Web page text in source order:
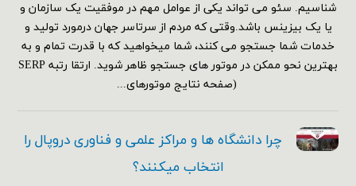
شناسیم. سئو می تواند یکی از عوامل مهم در موفقیت یک سازمان و
یا یک بیزینس باشد.وقتی که مردم از سرتاسر جهان درمورد تولید و
خدمات شما جستجو می کنند، شما میخواهید که با قدرت تمام و به
بهترین نحو ممکن در موتور های جستجو ظاهر شوید. ارتقا رتبه SERP
(صفحه نتایج موتورهای...
چرا دانشگاه ها و مراکز علمی و فناوری دروپال را
انتخاب میکنند؟